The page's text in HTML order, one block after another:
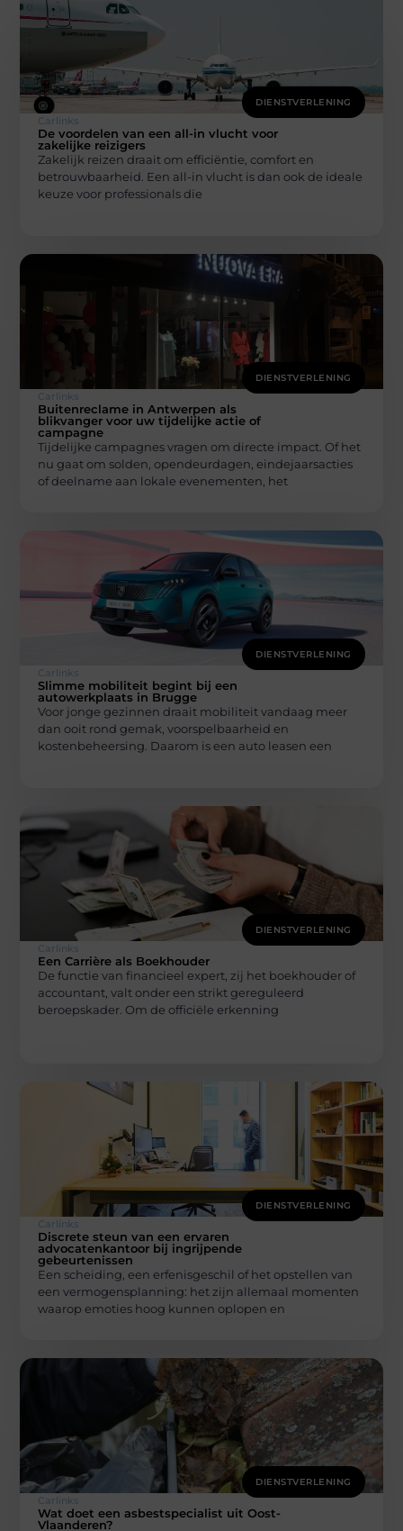
DIENSTVERLENING
Carlinks
De voordelen van een all-in vlucht voor
zakelijke reizigers
Zakelijk reizen draait om efficiëntie, comfort en
betrouwbaarheid. Een all-in vlucht is dan ook de ideale
keuze voor professionals die
DIENSTVERLENING
Carlinks
Buitenreclame in Antwerpen als
blikvanger voor uw tijdelijke actie of
campagne
Tijdelijke campagnes vragen om directe impact. Of het
nu gaat om solden, opendeurdagen, eindejaarsacties
of deelname aan lokale evenementen, het
DIENSTVERLENING
Carlinks
Slimme mobiliteit begint bij een
autowerkplaats in Brugge
Voor jonge gezinnen draait mobiliteit vandaag meer
dan ooit rond gemak, voorspelbaarheid en
kostenbeheersing. Daarom is een auto leasen een
DIENSTVERLENING
Carlinks
Een Carrière als Boekhouder
De functie van financieel expert, zij het boekhouder of
accountant, valt onder een strikt gereguleerd
beroepskader. Om de officiële erkenning
DIENSTVERLENING
Carlinks
Discrete steun van een ervaren
advocatenkantoor bij ingrijpende
gebeurtenissen
Een scheiding, een erfenisgeschil of het opstellen van
een vermogensplanning: het zijn allemaal momenten
waarop emoties hoog kunnen oplopen en
DIENSTVERLENING
Carlinks
Wat doet een asbestspecialist uit Oost-
Vlaanderen?